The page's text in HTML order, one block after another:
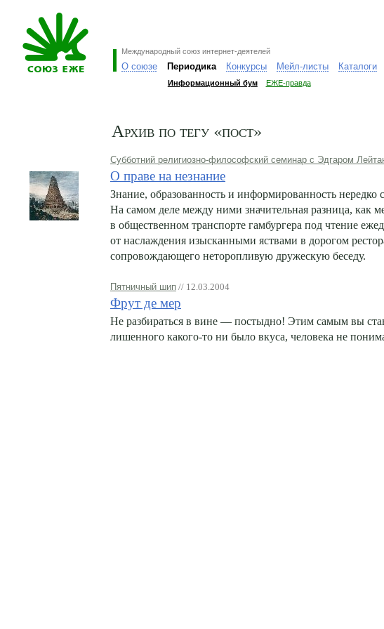
Международный союз интернет-деятелей
О союзе Периодика Конкурсы Мейл-листы Каталоги
Информационный бум ЕЖЕ-правда
Архив по тегу «пост»
Субботний религиозно-философский семинар с Эдгаром
О праве на незнание
Знание, образованность и информированность
На самом деле между ними значительная разница, как
в общественном транспорте гамбургера под чтение
от наслаждения изысканными яствами в дорогом
сопровождающего неторопливую дружескую беседу.
Пятничный шип // 12.03.2004
Фрут де мер
Не разбираться в вине — постыдно! Этим самым вы
лишенного какого-то ни было вкуса, человека не